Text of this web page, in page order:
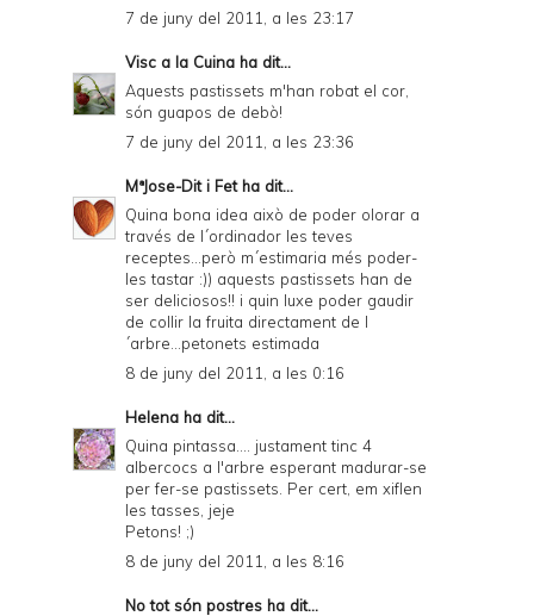
7 de juny del 2011, a les 23:17
Visc a la Cuina ha dit...
Aquests pastissets m'han robat el cor,
són guapos de debò!
7 de juny del 2011, a les 23:36
MªJose-Dit i Fetha dit...
Quina bona idea això de poder olorar a
través de l´ordinador les teves
receptes...però m´estimaria més poder-
les tastar :)) aquests pastissets han de
ser deliciosos!! i quin luxe poder gaudir
de collir la fruita directament de l
´arbre...petonets estimada
8 de juny del 2011, a les 0:16
Helena ha dit...
Quina pintassa.... justament tinc 4
albercocs a l'arbre esperant madurar-se
per fer-se pastissets. Per cert, em xiflen
les tasses, jeje
Petons! ;)
8 de juny del 2011, a les 8:16
No tot són postres ha dit...